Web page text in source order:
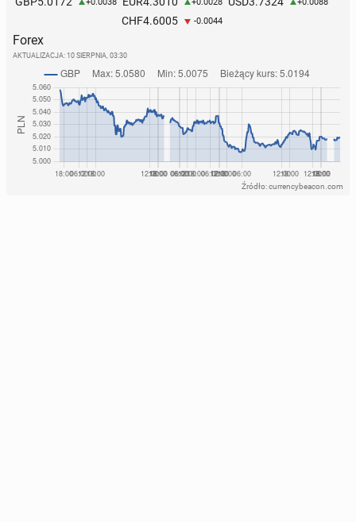
+0.0038 +0.0028 +0.0088
CHF4.6005 -0.0044
Forex
AKTUALIZACJA: 10 SIERPNIA, 03:30
Źródło: currencybeacon.com